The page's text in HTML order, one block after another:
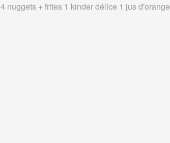
4 nuggets + frites 1 kinder délice 1 jus d'orange